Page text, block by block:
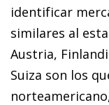
identificar
similares al
Austria,
Suiza son los